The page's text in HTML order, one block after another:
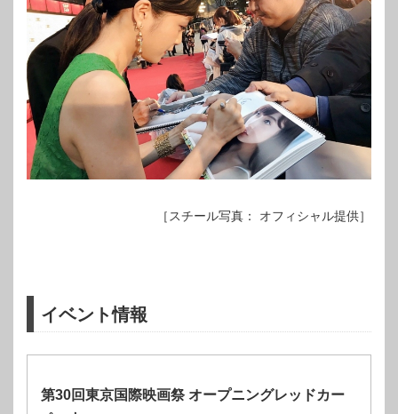
［スチール写真： オフィシャル提供］
イベント情報
第30回東京国際映画祭 オープニングレッドカー